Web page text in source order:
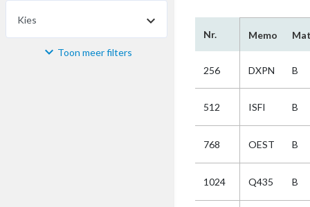
Kies
Materiaal Toon meer filters
Nr. Memo
256 DXPN B
512 ISFI B
768 OEST B
1024 Q435 B